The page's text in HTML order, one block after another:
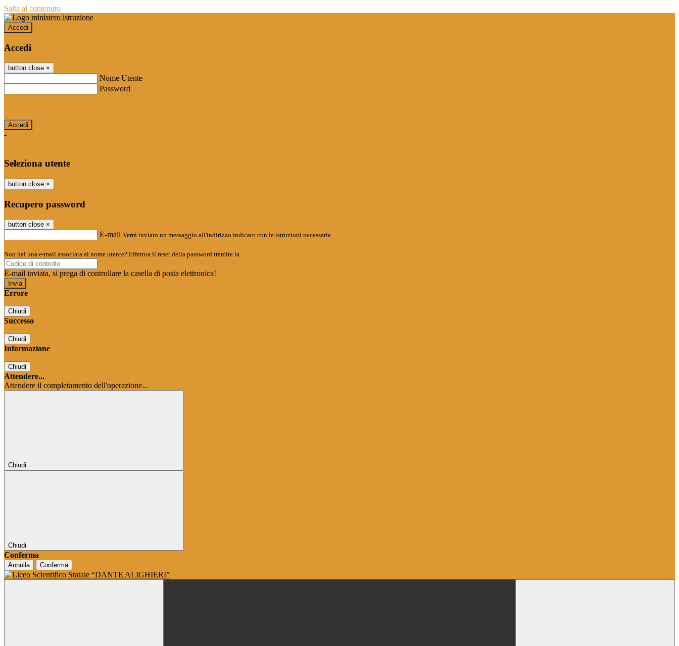
Salta al contenuto
Accedi
Accedi
button close ×
Nome Utente
Password
-
Seleziona utente
button close ×
Recupero password
button close ×
E-mail Verrà inviato un messaggio all'indirizzo indicato con le istruzioni necessarie.
Non hai una e-mail associata al nome utente? Effettua il reset della password tramite la
E-mail inviata, si prega di controllare la casella di posta elettronica!
Errore
Chiudi
Successo
Chiudi
Informazione
Chiudi
Attendere...
Attendere il completamento dell'operazione...
Chiudi
Chiudi
Conferma
Annulla Conferma